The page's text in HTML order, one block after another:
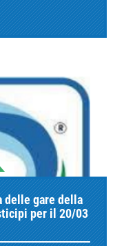
delle gare della
per il 20/03